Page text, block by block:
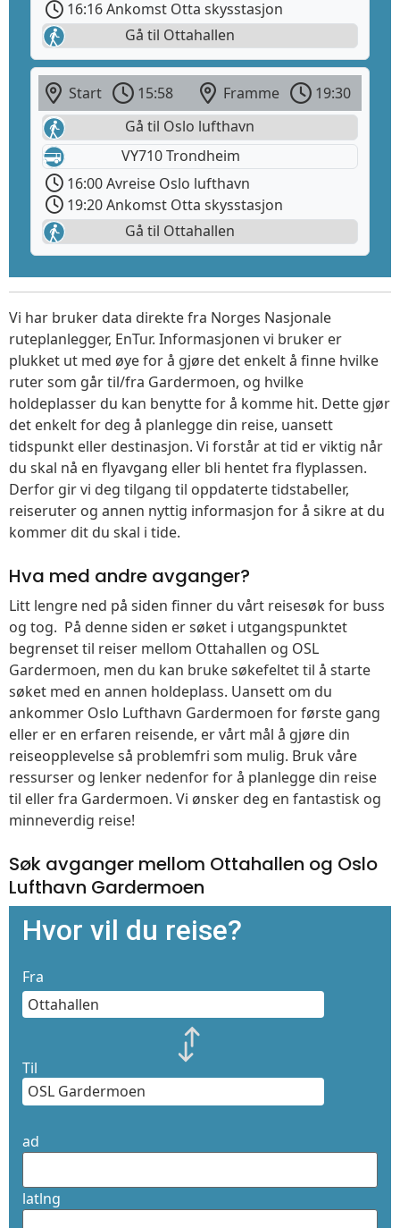
16:16 Ankomst Otta skysstasjon
Gå til Ottahallen
Start 15:58 Framme
19:30
Gå til Oslo lufthavn
VY710 Trondheim
16:00 Avreise Oslo lufthavn
19:20 Ankomst Otta skysstasjon
Gå til Ottahallen
Vi har bruker data direkte fra Norges Nasjonale
ruteplanlegger, EnTur. Informasjonen vi bruker er
plukket ut med øye for å gjøre det enkelt å finne hvilke
ruter som går til/fra Gardermoen, og hvilke
holdeplasser du kan benytte for å komme hit. Dette gjør
det enkelt for deg å planlegge din reise, uansett
tidspunkt eller destinasjon. Vi forstår at tid er viktig når
du skal nå en flyavgang eller bli hentet fra flyplassen.
Derfor gir vi deg tilgang til oppdaterte tidstabeller,
reiseruter og annen nyttig informasjon for å sikre at du
kommer dit du skal i tide.
Hva med andre avganger?
Litt lengre ned på siden finner du vårt reisesøk for buss
og tog. På denne siden er søket i utgangspunktet
begrenset til reiser mellom Ottahallen og OSL
Gardermoen, men du kan bruke søkefeltet til å starte
søket med en annen holdeplass. Uansett om du
ankommer Oslo Lufthavn Gardermoen for første gang
eller er en erfaren reisende, er vårt mål å gjøre din
reiseopplevelse så problemfri som mulig. Bruk våre
ressurser og lenker nedenfor for å planlegge din reise
til eller fra Gardermoen. Vi ønsker deg en fantastisk og
minneverdig reise!
Søk avganger mellom Ottahallen og Oslo
Lufthavn Gardermoen
Hvor vil du reise?
Fra
Til
ad
latlng